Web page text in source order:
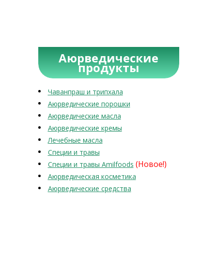
Аюрведические
продукты
Чаванпраш и трипхала
Аюрведические порошки
Аюрведические масла
Аюрведические кремы
Лечебные масла
Специи и травы
Специи и травы Amilfoods (Новое!)
Аюрведическая косметика
Аюрведические средства